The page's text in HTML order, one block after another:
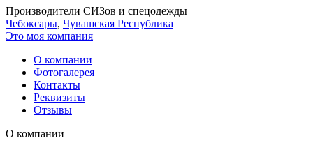
Производители СИЗов и спецодежды
Чебоксары, Чувашская Республика
Это моя компания
О компании
Фотогалерея
Контакты
Реквизиты
Отзывы
О компании